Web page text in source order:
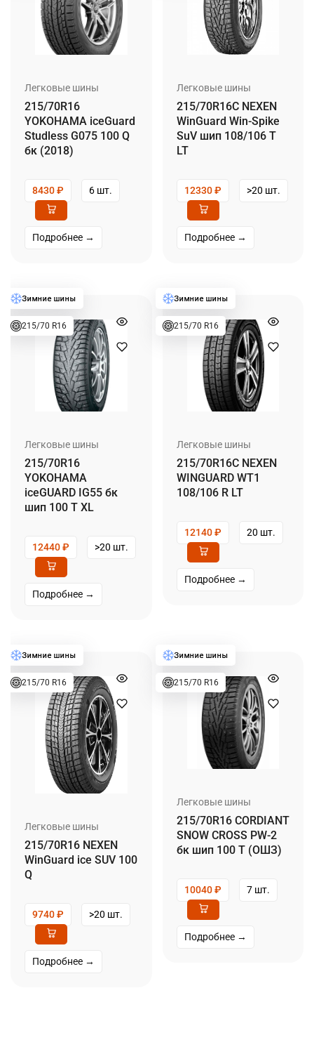
Легковые шины
215/70R16
YOKOHAMA iceGuard
Studless G075 100 Q
бк (2018)
8430₽ 6 шт.
Подробнее →
Легковые шины
215/70R16C NEXEN
WinGuard Win-Spike
SuV шип 108/106 T
LT
12330₽ >20 шт.
Подробнее →
215/70 R16
Легковые шины
215/70R16
YOKOHAMA
iceGUARD IG55 бк
шип 100 T XL
12440₽ >20 шт.
Подробнее →
215/70 R16
Легковые шины
215/70R16C NEXEN
WINGUARD WT1
108/106 R LT
12140₽ 20 шт.
Подробнее →
215/70 R16
Легковые шины
215/70R16 NEXEN
WinGuard ice SUV 100
Q
9740₽ >20 шт.
Подробнее →
215/70 R16
Легковые шины
215/70R16 CORDIANT
SNOW CROSS PW-2
бк шип 100 T (ОШЗ)
10040₽ 7 шт.
Подробнее →